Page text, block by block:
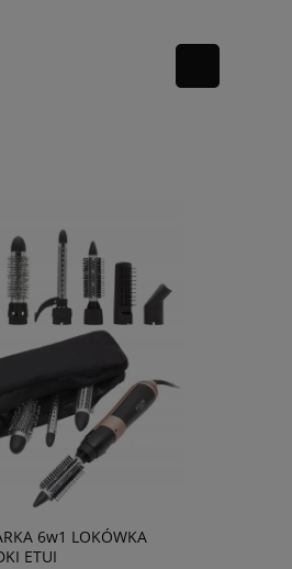
6w1 LOKÓWKA
ETUI